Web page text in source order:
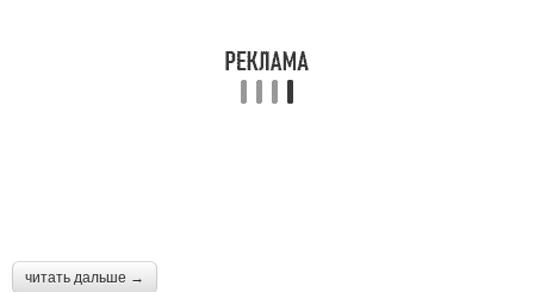
читать дальше →